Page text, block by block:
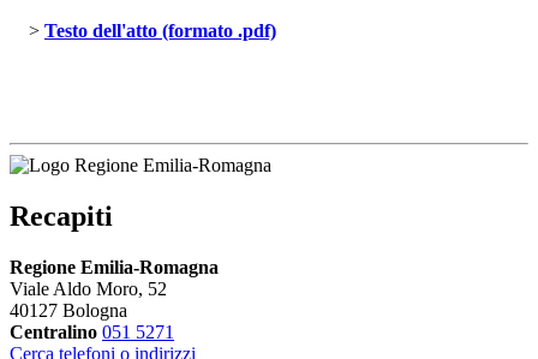
> Testo dell'atto (formato .pdf)
Recapiti
Regione Emilia-Romagna
Viale Aldo Moro, 52
40127 Bologna
Centralino 051 5271
Cerca telefoni o indirizzi